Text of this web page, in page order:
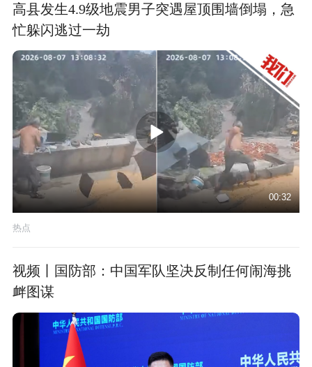
高县发生4.9级地震男子突遇屋顶围墙倒塌，急
忙躲闪逃过一劫
00:32
热点
视频丨国防部：中国军队坚决反制任何闹海挑
衅图谋